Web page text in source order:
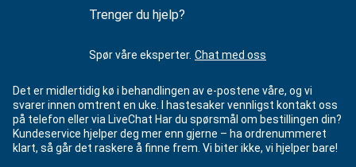
Trenger du hjelp?
Spør våre eksperter. Chat med oss
Det er midlertidig kø i behandlingen av e-postene våre, og vi
svarer innen omtrent en uke. I hastesaker vennligst kontakt oss
på telefon eller via LiveChat Har du spørsmål om bestillingen din?
Kundeservice hjelper deg mer enn gjerne – ha ordrenummeret
klart, så går det raskere å finne frem. Vi biter ikke, vi hjelper bare!